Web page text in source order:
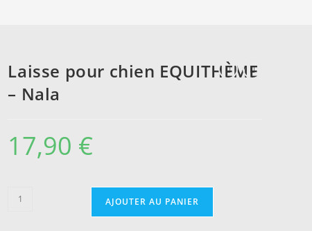
Laisse pour chien EQUITHÈME
– Nala
17,90 €
quantité
AJOUTER AU PANIER